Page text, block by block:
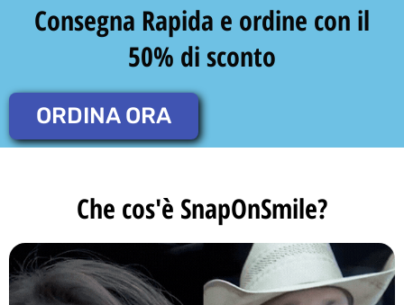
Consegna Rapida e ordine con il
50% di sconto
ORDINA ORA
Che cos'è SnapOnSmile?